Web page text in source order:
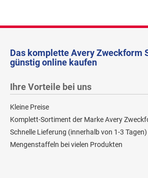
Das komplette Avery Zweckform
günstig online kaufen
Ihre Vorteile bei uns
Kleine Preise
Komplett-Sortiment der Marke Avery
Schnelle Lieferung (innerhalb von 1-3 Tagen)
Mengenstaffeln bei vielen Produkten